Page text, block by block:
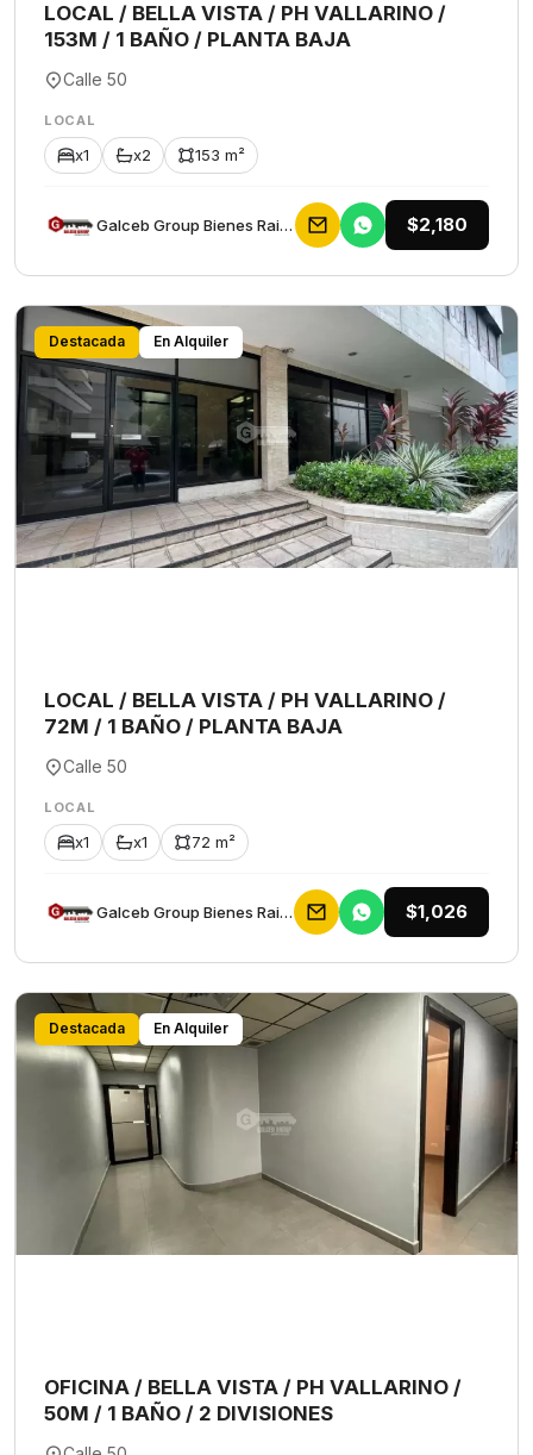
LOCAL / BELLA VISTA / PH VALLARINO /
153M / 1 BAÑO / PLANTA BAJA
Calle 50
LOCAL
x1 x2 153 m²
Galceb Group Bienes Raices $2,180
Destacada En Alquiler
LOCAL / BELLA VISTA / PH VALLARINO /
72M / 1 BAÑO / PLANTA BAJA
Calle 50
LOCAL
x1 x1 72 m²
Galceb Group Bienes Raices $1,026
Destacada En Alquiler
OFICINA / BELLA VISTA / PH VALLARINO /
50M / 1 BAÑO / 2 DIVISIONES